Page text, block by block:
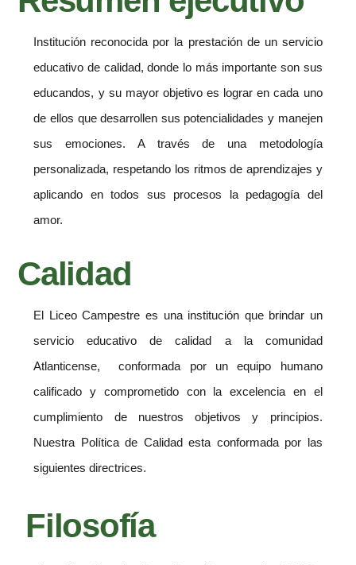
Institución reconocida por la prestación de un servicio
educativo de calidad, donde lo más importante son sus
educandos, y su mayor objetivo es lograr en cada uno
de ellos que desarrollen sus potencialidades y manejen
sus emociones. A través de una metodología
personalizada, respetando los ritmos de aprendizajes y
aplicando en todos sus procesos la pedagogía del
amor.
Calidad
El Liceo Campestre es una institución que brindar un
servicio educativo de calidad a la comunidad
Atlanticense, conformada por un equipo humano
calificado y comprometido con la excelencia en el
cumplimiento de nuestros objetivos y principios.
Nuestra Política de Calidad esta conformada por las
siguientes directrices.
Filosofía